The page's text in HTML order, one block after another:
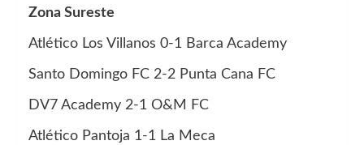
Zona Sureste
Atlético Los Villanos 0-1 Barca Academy
Santo Domingo FC 2-2 Punta Cana FC
DV7 Academy 2-1 O&M FC
Atlético Pantoja 1-1 La Meca